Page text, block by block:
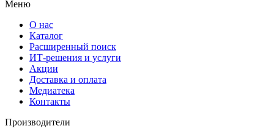
Меню
О нас
Каталог
Расширенный поиск
ИТ-решения и услуги
Акции
Доставка и оплата
Медиатека
Контакты
Производители